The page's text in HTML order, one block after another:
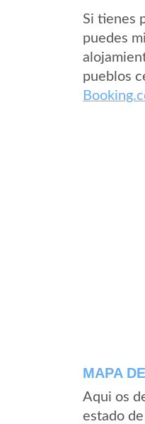
Si tienes
puedes
pueblos
MAPA
Aqui os
estado